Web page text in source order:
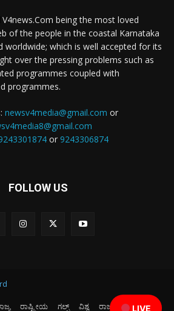
LIVE
being the most loved
of the people in the coastal Karnataka
worldwide; which is well accepted for its
over the pressing problems such as
programmes coupled with
programmes.
newsv4media@gmail.com or
or 9243306874
FOLLOW US
ರಾಷ್ಟ್ರೀಯ ಗಲ್ಫ್ ವಿಶ್ವ ರಾಜಕೀಯ ಕ್ರೀಡೆ